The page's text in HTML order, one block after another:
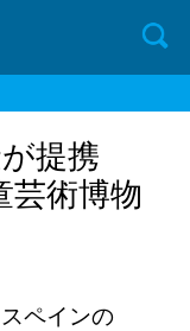
提携
術博物
ペインの